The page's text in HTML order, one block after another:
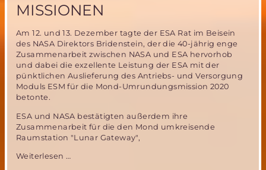
ISSIONEN
Am 12. und 13. Dezember tagte der ESA Rat im Beisein
des NASA Direktors Bridenstein, der die 40-jährig enge
Zusammenarbeit zwischen NASA und ESA hervorhob
und dabei die exzellente Leistung der ESA mit der
pünktlichen Auslieferung des Antriebs- und Versorgung
Moduls ESM für die Mond-Umrundungsmission 2020
betonte.
ESA und NASA bestätigten außerdem ihre
Zusammenarbeit für die den Mond umkreisende
Raumstation "Lunar Gateway",
Weiterlesen …